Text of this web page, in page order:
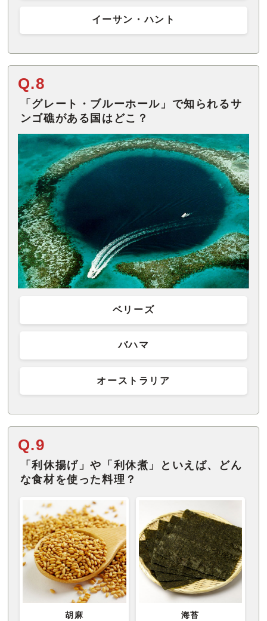
イーサン・ハント
Q.8
「グレート・ブルーホール」で知られるサ
ンゴ礁がある国はどこ？
ベリーズ
バハマ
オーストラリア
Q.9
「利休揚げ」や「利休煮」といえば、どん
な食材を使った料理？
胡麻 海苔